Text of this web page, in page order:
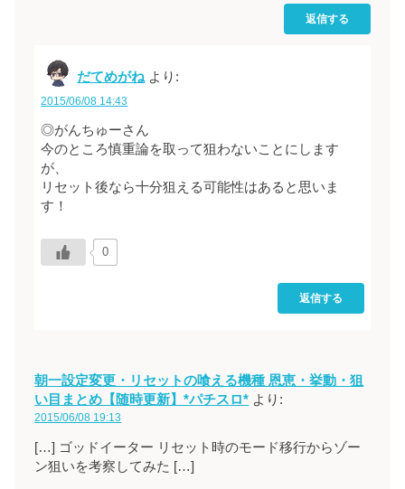
返信する
だてめがね より:
2015/06/08 14:43
◎がんちゅーさん
今のところ慎重論を取って狙わないことにします
が、
リセット後なら十分狙える可能性はあると思いま
す！
0
返信する
朝一設定変更・リセットの喰える機種 恩恵・挙動・狙
い目まとめ【随時更新】*パチスロ* より:
2015/06/08 19:13
[…] ゴッドイーター リセット時のモード移行からゾー
ン狙いを考察してみた […]